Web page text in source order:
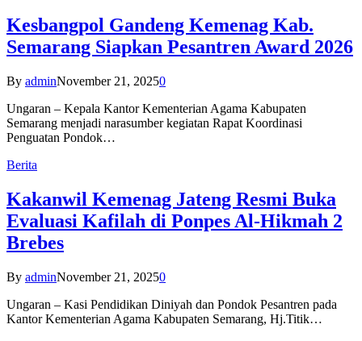
Kesbangpol Gandeng Kemenag Kab.
Semarang Siapkan Pesantren Award 2026
By adminNovember 21, 20250
Ungaran – Kepala Kantor Kementerian Agama Kabupaten
Semarang menjadi narasumber kegiatan Rapat Koordinasi
Penguatan Pondok…
Berita
Kakanwil Kemenag Jateng Resmi Buka
Evaluasi Kafilah di Ponpes Al-Hikmah 2
Brebes
By adminNovember 21, 20250
Ungaran – Kasi Pendidikan Diniyah dan Pondok Pesantren pada
Kantor Kementerian Agama Kabupaten Semarang, Hj.Titik…